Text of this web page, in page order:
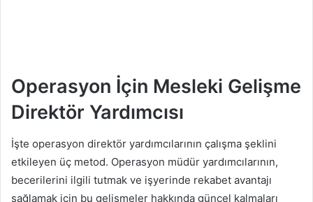
Operasyon İçin Mesleki Gelişme
Direktör Yardımcısı
İşte operasyon direktör yardımcılarının çalışma şeklini
etkileyen üç metod. Operasyon müdür yardımcılarının,
becerilerini ilgili tutmak ve işyerinde rekabet avantajı
sağlamak için bu gelişmeler hakkında güncel kalmaları